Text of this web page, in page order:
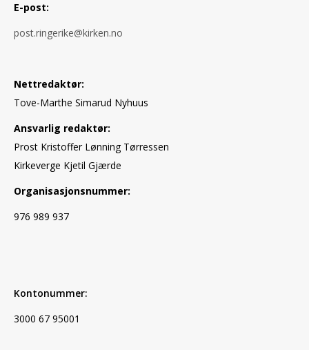
E-post:
post.ringerike@kirken.no
Nettredaktør:
Tove-Marthe Simarud Nyhuus
Ansvarlig redaktør:
Prost Kristoffer Lønning Tørressen
Kirkeverge Kjetil Gjærde
Organisasjonsnummer:
976 989 937
Kontonummer:
3000 67 95001